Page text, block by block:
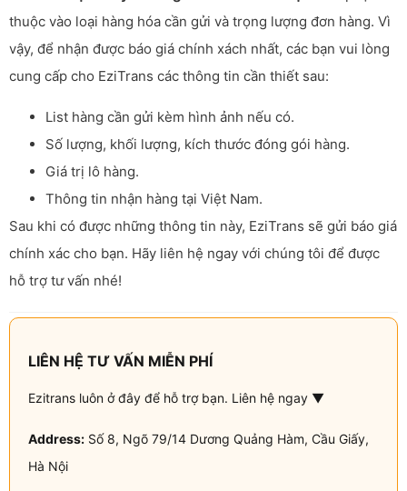
thuộc vào loại hàng hóa cần gửi và trọng lượng đơn hàng. Vì
vậy, để nhận được báo giá chính xách nhất, các bạn vui lòng
cung cấp cho EziTrans các thông tin cần thiết sau:
List hàng cần gửi kèm hình ảnh nếu có.
Số lượng, khối lượng, kích thước đóng gói hàng.
Giá trị lô hàng.
Thông tin nhận hàng tại Việt Nam.
Sau khi có được những thông tin này, EziTrans sẽ gửi báo giá
chính xác cho bạn. Hãy liên hệ ngay với chúng tôi để được
hỗ trợ tư vấn nhé!
LIÊN HỆ TƯ VẤN MIỄN PHÍ
Ezitrans luôn ở đây để hỗ trợ bạn. Liên hệ ngay ▼
Address: Số 8, Ngõ 79/14 Dương Quảng Hàm, Cầu Giấy,
Hà Nội